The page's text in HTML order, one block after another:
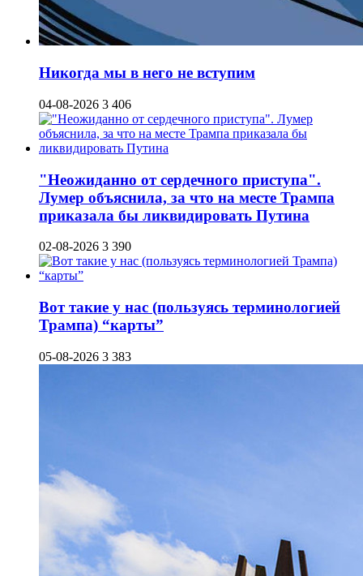
Никогда мы в него не вступим
04-08-2026 3 406
"Неожиданно от сердечного приступа".
Лумер объяснила, за что на месте Трампа
приказала бы ликвидировать Путина
02-08-2026 3 390
Вот такие у нас (пользуясь терминологией
Трампа) “карты”
05-08-2026 3 383